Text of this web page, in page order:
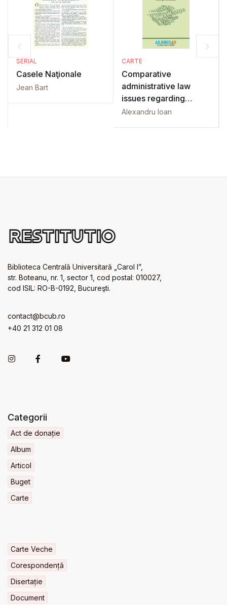
SERIAL
Casele Naţionale
Jean Bart
CARTE
Comparative
administrative law
issues regarding
central and local
Alexandru Ioan
Biblioteca Centrală Universitară „Carol I”,
str. Boteanu, nr. 1, sector 1, cod postal: 010027,
cod ISIL: RO-B-0192, Bucureşti.
contact@bcub.ro
+40 21 312 01 08
Categorii
Act de donație
Album
Articol
Buget
Carte
Carte Veche
Corespondență
Disertație
Document